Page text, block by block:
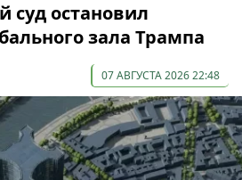
суд остановил
зала Трампа
07 АВГУСТА 2026 22:48